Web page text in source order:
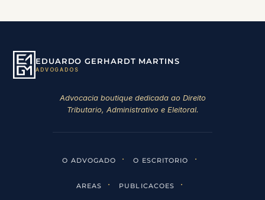
EDUARDO GERHARDT MARTINS
ADVOGADOS
Advocacia boutique dedicada ao Direito
Tributario, Administrativo e Eleitoral.
O ADVOGADO · O ESCRITORIO ·
AREAS · PUBLICACOES ·